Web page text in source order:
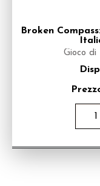
Broken
Gioco di